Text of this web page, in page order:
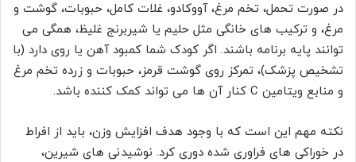
در صورت تحمل، تخم مرغ، آووکادو، غلات کامل، حبوبات، گوشت و
مرغ، و ترکیب های خانگی مثل حلیم یا شیربرنج غلیظ، همگی می
توانند پایه برنامه باشند. اگر کودک شما کمبود آهن یا روی دارد (با
تشخیص پزشک)، تمرکز روی گوشت قرمز، حبوبات و زرده تخم مرغ
و منابع ویتامین C کنار آن ها می تواند کمک کننده باشد.
نکته مهم این است که با وجود هدف افزایش وزن، باید از افراط
در خوراکی های فراوری شده دوری کرد. نوشیدنی های شیرین،